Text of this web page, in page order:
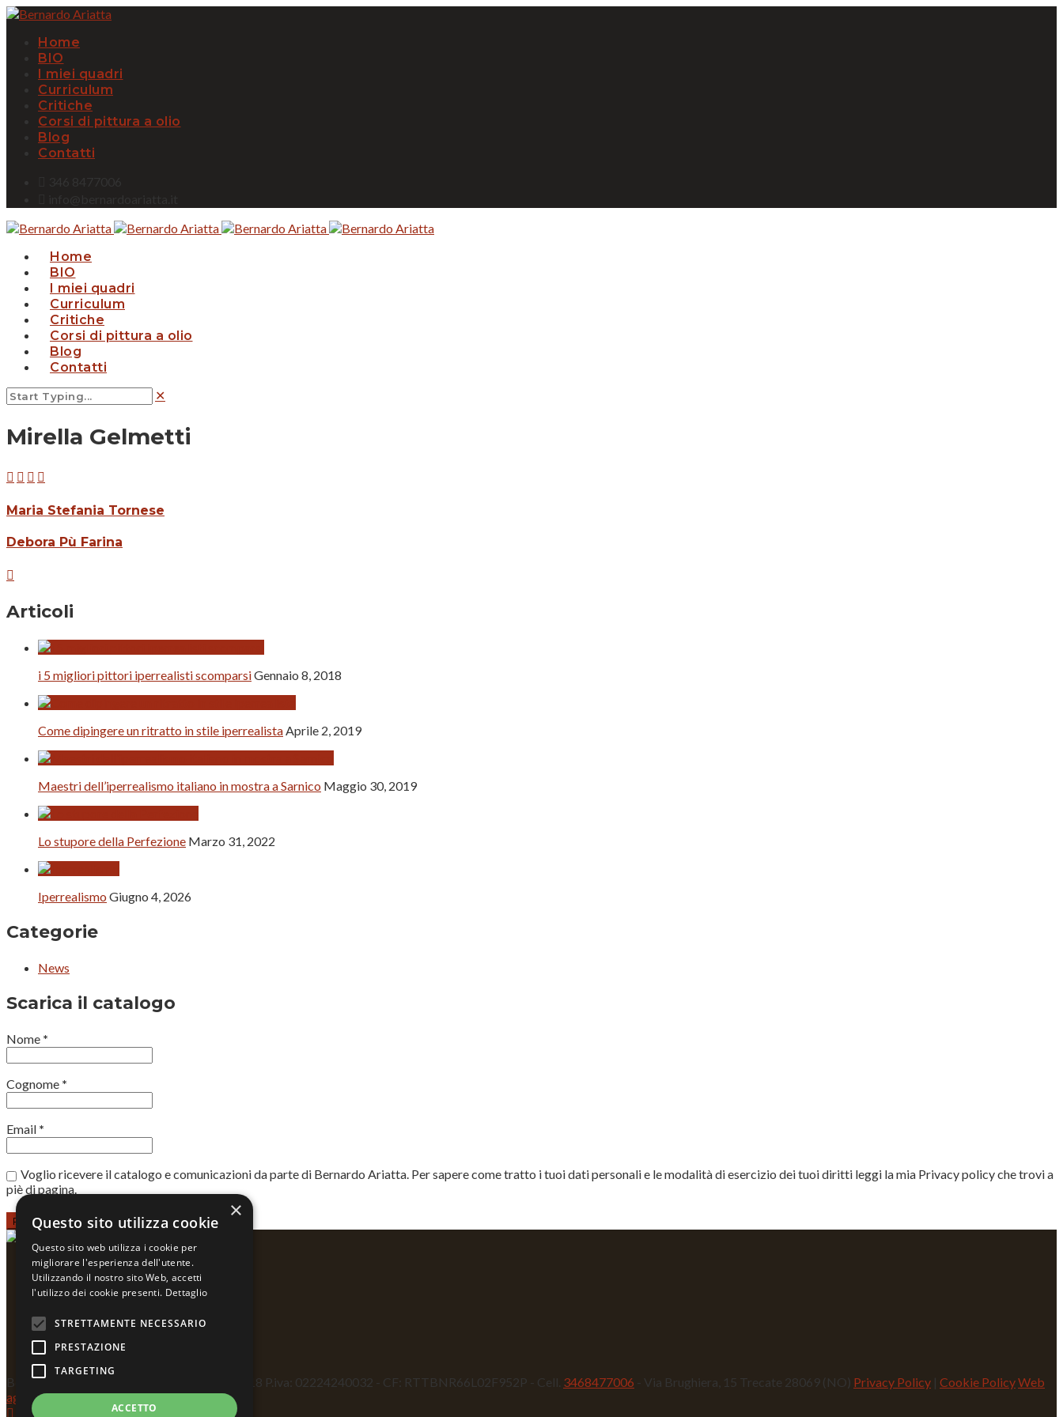
Home
BIO
I miei quadri
Curriculum
Critiche
Corsi di pittura a olio
Blog
Contatti
Home
BIO
I miei quadri
Curriculum
Critiche
Corsi di pittura a olio
Blog
Contatti
Mirella Gelmetti
Maria Stefania Tornese
Debora Pù Farina
Articoli
i 5 migliori pittori iperrealisti scomparsiGennaio 8, 2018
Come dipingere un ritratto in stile iperrealistaAprile 2, 2019
Maestri dell’iperrealismo italiano in mostra a Sarnico Maggio 30, 2019
Lo stupore della Perfezione Marzo 31, 2022
Iperrealismo Giugno 4, 2026
Categorie
News
Scarica il catalogo
Nome *
Cognome *
Email *
Voglio ricevere il catalogo e comunicazioni da parte di Bernardo Ariatta. Per sapere come tratto i tuoi dati personali e le modalità di esercizio dei tuoi diritti leggi la mia Privacy policy che trovi a
piè di pagina.
Bernardo Ariatta - Pittore iperrealista - ©2018 P.iva: 02224240032 - CF: RTTBNR66L02F952P - Cell. 3468477006 - Via Brughiera, 15 Trecate 28069 (NO) Privacy Policy | Cookie PolicyWeb
agency MilanoGraficaeFoto
×
Questo sito utilizza cookie
Questo sito web utilizza i cookie per
migliorare l'esperienza dell'utente.
Utilizzando il nostro sito Web, accetti
l'utilizzo dei cookie presenti. Dettaglio
STRETTAMENTE NECESSARIO
PRESTAZIONE
TARGETING
ACCETTO